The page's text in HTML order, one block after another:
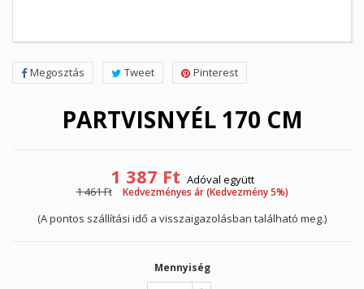
Megosztás Tweet Pinterest
PARTVISNYÉL 170 CM
1 387 Ft Adóval együtt
1 461 Ft
Kedvezményes ár (Kedvezmény 5%)
(A pontos szállítási idő a visszaigazolásban található meg.)
Mennyiség